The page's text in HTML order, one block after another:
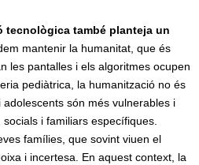
tecnològica també planteja un
mantenir la humanitat, que és
les pantalles i els algoritmes ocupen
pediàtrica, la humanització no és
són més vulnerables i
i familiars específiques.
famílies, que sovint viuen el
i incertesa. En aquest context, la